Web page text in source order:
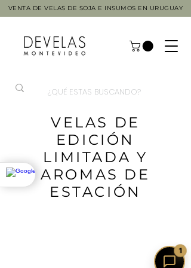
VENTA DE VELAS DE SOJA E INSUMOS EN URUGUAY
VELAS DE
EDICIÓN
LIMITADA Y
AROMAS DE
ESTACIÓN
1